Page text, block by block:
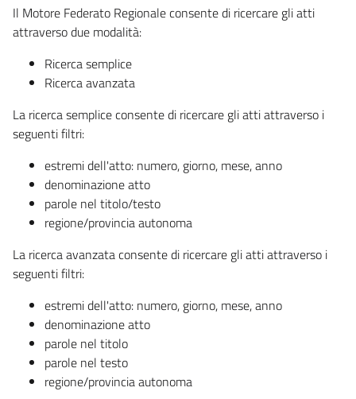
Il Motore Federato Regionale consente di ricercare gli atti
attraverso due modalità:
Ricerca semplice
Ricerca avanzata
La ricerca semplice consente di ricercare gli atti attraverso i
seguenti filtri:
estremi dell'atto: numero, giorno, mese, anno
denominazione atto
parole nel titolo/testo
regione/provincia autonoma
La ricerca avanzata consente di ricercare gli atti attraverso i
seguenti filtri:
estremi dell'atto: numero, giorno, mese, anno
denominazione atto
parole nel titolo
parole nel testo
regione/provincia autonoma